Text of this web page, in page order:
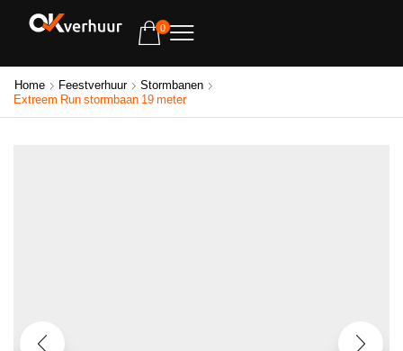
0
Home Feestverhuur
Stormbanen
Extreem Run stormbaan 19 meter